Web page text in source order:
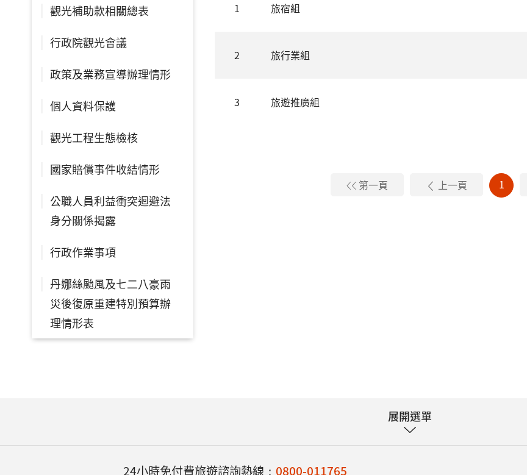
觀光補助款相關總表
行政院觀光會議
政策及業務宣導辦理情形
個人資料保護
觀光工程生態檢核
國家賠償事件收結情形
公職人員利益衝突迴避法
身分關係揭露
行政作業事項
丹娜絲颱風及七二八豪雨
災後復原重建特別預算辦
理情形表
1 旅宿組
2 旅行業組
3 旅遊推廣組
第一頁 上一頁 1
展開選單
24小時免付費旅遊諮詢熱線： 0800-011765